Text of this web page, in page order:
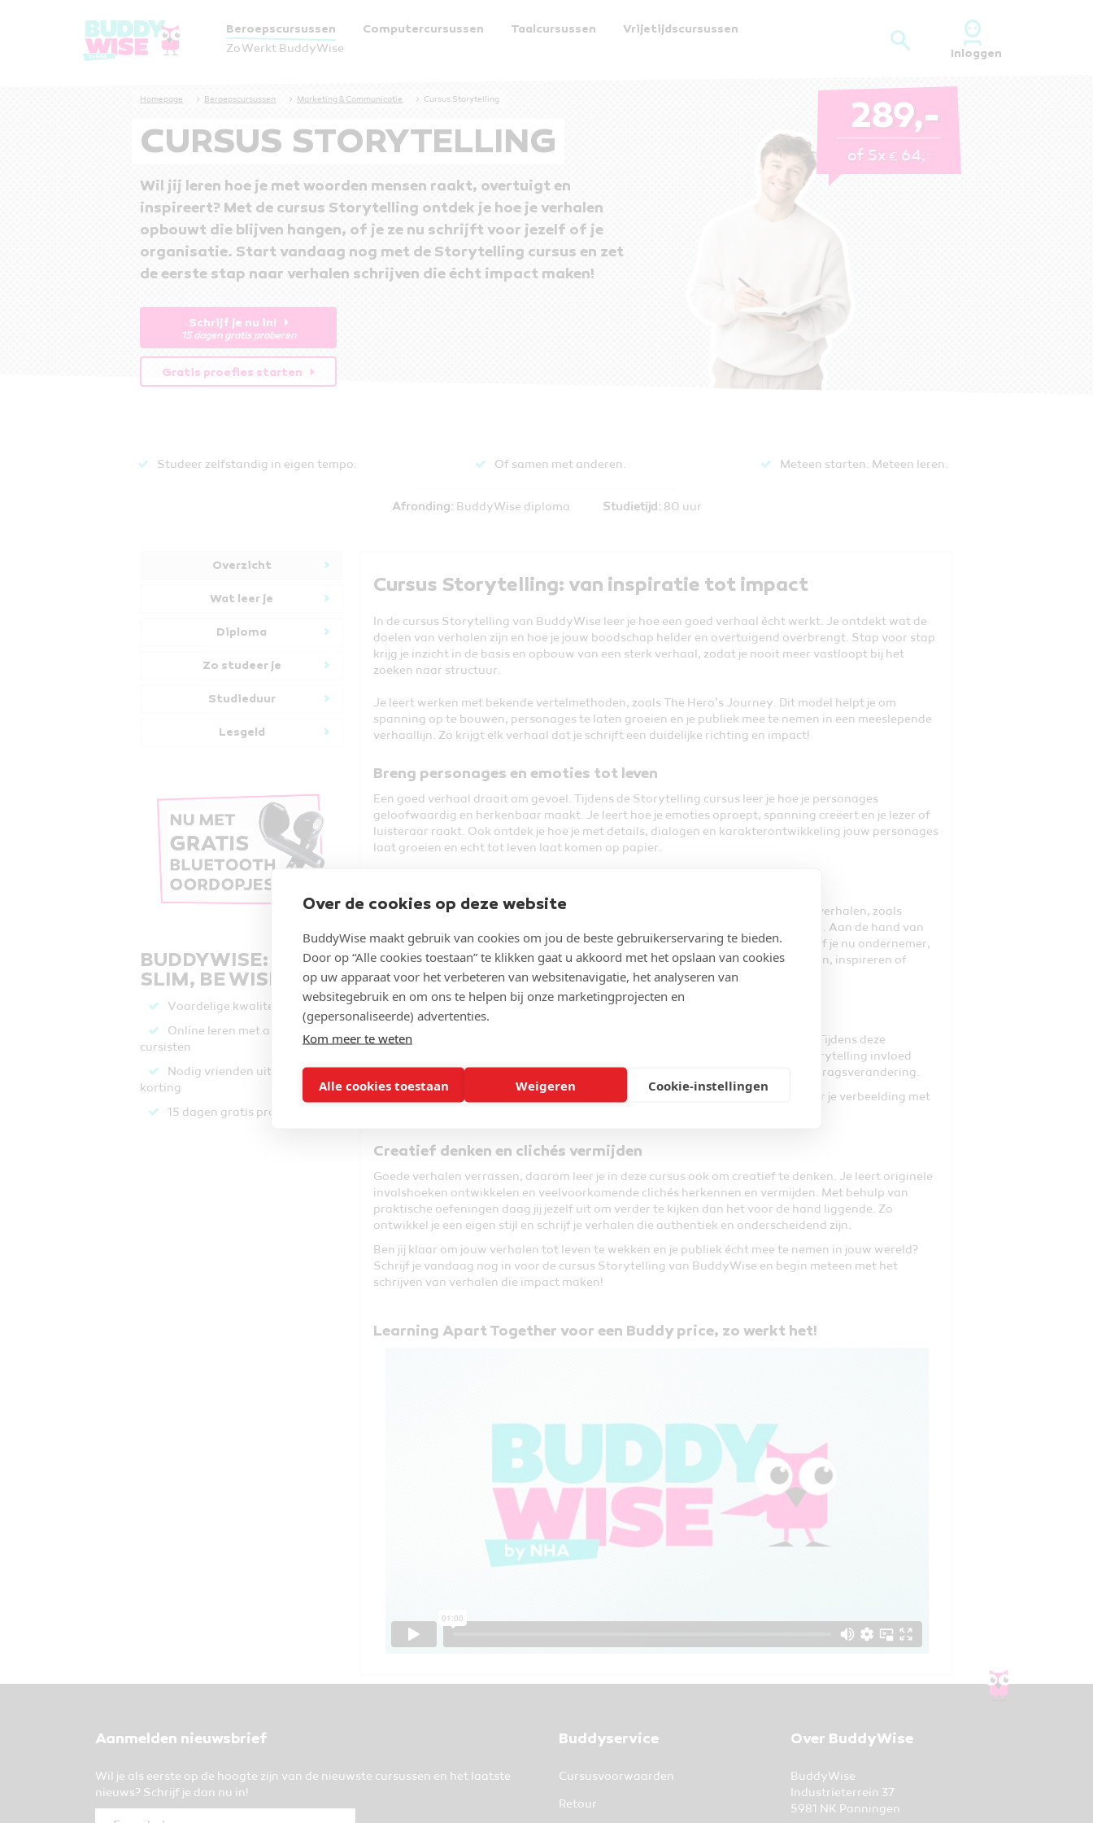
Over de cookies op deze website
BuddyWise maakt gebruik van cookies om jou de beste gebruikerservaring te bieden.
Door op “Alle cookies toestaan” te klikken gaat u akkoord met het opslaan van cookies
op uw apparaat voor het verbeteren van websitenavigatie, het analyseren van
websitegebruik en om ons te helpen bij onze marketingprojecten en
(gepersonaliseerde) advertenties.
Kom meer te weten
Alle cookies toestaan Weigeren Cookie-instellingen
Beroepscursussen Computercursussen Taalcursussen Vrijetijdscursussen
Zo Werkt BuddyWise Inloggen
Cursus Storytelling Gratis proefles starten
Homepage Beroepscursussen Marketing & Communicatie Cursus Storytelling
CURSUS STORYTELLING
Wil jij leren hoe je met woorden mensen raakt, overtuigt en
inspireert? Met de cursus Storytelling ontdek je hoe je verhalen
opbouwt die blijven hangen, of je ze nu schrijft voor jezelf of je
organisatie. Start vandaag nog met de Storytelling cursus en zet
de eerste stap naar verhalen schrijven die écht impact maken!
Schrijf je nu in!
15 dagen gratis proberen
Gratis proefles starten
289,-
of 5x € 64,-
Studeer zelfstandig in eigen tempo. Of samen met anderen. Meteen starten. Meteen leren​.
Afronding: BuddyWise diploma Studietijd: 80 uur
Overzicht
Wat leer je
Diploma
Zo studeer je
Studieduur
Lesgeld
BUDDYWISE: LEER
SLIM, BE WISE.
Voordelige kwaliteit
Online leren met andere
cursisten
Nodig vrienden uit & krijg
korting
15 dagen gratis proberen
Cursus Storytelling: van inspiratie tot impact
In de cursus Storytelling van BuddyWise leer je hoe een goed verhaal écht werkt. Je ontdekt wat de
doelen van verhalen zijn en hoe je jouw boodschap helder en overtuigend overbrengt. Stap voor stap
krijg je inzicht in de basis en opbouw van een sterk verhaal, zodat je nooit meer vastloopt bij het
zoeken naar structuur.
Je leert werken met bekende vertelmethoden, zoals The Hero’s Journey. Dit model helpt je om
spanning op te bouwen, personages te laten groeien en je publiek mee te nemen in een meeslepende
verhaallijn. Zo krijgt elk verhaal dat je schrijft een duidelijke richting en impact!
Breng personages en emoties tot leven
Een goed verhaal draait om gevoel. Tijdens de Storytelling cursus leer je hoe je personages
geloofwaardig en herkenbaar maakt. Je leert hoe je emoties oproept, spanning creëert en je lezer of
luisteraar raakt. Ook ontdek je hoe je met details, dialogen en karakterontwikkeling jouw personages
laat groeien en echt tot leven laat komen op papier.
Verhalen zijn overal! In de cursus Storytelling werk je met verschillende soorten verhalen, zoals
fictieve verhalen, corporate stories, merkverhalen en maatschappelijke verhalen. Aan de hand van
duidelijke voorbeelden ontdek je hoe je storytelling toepast in je eigen situatie. Of je nu ondernemer,
marketeer, docent of schrijver bent: je leert hoe je verhalen inzet om te informeren, inspireren of
overtuigen.
De wetenschap achter storytelling
Waarom onthouden mensen een verhaal beter dan een opsomming van feiten? Tijdens deze
Storytelling cursus duik je in de psychologie achter verhalen. Je ontdekt hoe storytelling invloed
heeft op gedrag, hoe het vertrouwen opbouwt en hoe het kan bijdragen aan gedragsverandering.
Je leert niet alleen creatief schrijven, maar ook strategisch denken. Zo combineer je verbeelding met
Creatief denken en clichés vermijden
Goede verhalen verrassen, daarom leer je in deze cursus ook om creatief te denken. Je leert originele
invalshoeken ontwikkelen en veelvoorkomende clichés herkennen en vermijden. Met behulp van
praktische oefeningen daag jij jezelf uit om verder te kijken dan het voor de hand liggende. Zo
ontwikkel je een eigen stijl en schrijf je verhalen die authentiek en onderscheidend zijn.
Ben jij klaar om jouw verhalen tot leven te wekken en je publiek écht mee te nemen in jouw wereld?
Schrijf je vandaag nog in voor de cursus Storytelling van BuddyWise en begin meteen met het
schrijven van verhalen die impact maken!
Learning Apart Together voor een Buddy price, zo werkt het!
Aanmelden nieuwsbrief
Wil je als eerste op de hoogte zijn van de nieuwste cursussen en het laatste
nieuws? Schrijf je dan nu in!
Buddyservice
Cursusvoorwaarden
Retour
Over BuddyWise
BuddyWise
Industrieterrein 37
5981 NK Panningen